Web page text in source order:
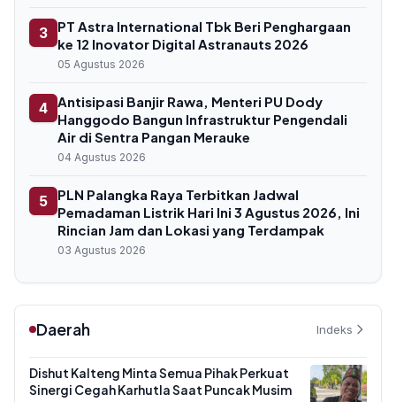
3
PT Astra International Tbk Beri Penghargaan
ke 12 Inovator Digital Astranauts 2026
05 Agustus 2026
4 Antisipasi Banjir Rawa, Menteri PU Dody
Hanggodo Bangun Infrastruktur Pengendali
Air di Sentra Pangan Merauke
04 Agustus 2026
5
PLN Palangka Raya Terbitkan Jadwal
Pemadaman Listrik Hari Ini 3 Agustus 2026, Ini
Rincian Jam dan Lokasi yang Terdampak
03 Agustus 2026
Daerah Indeks
Dishut Kalteng Minta Semua Pihak Perkuat
Sinergi Cegah Karhutla Saat Puncak Musim